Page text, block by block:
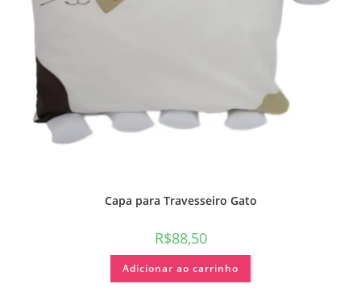
Capa para Travesseiro Gato
R$88,50
Adicionar ao carrinho